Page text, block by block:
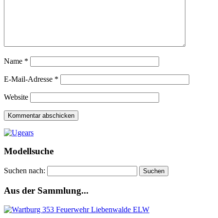
Name *
E-Mail-Adresse *
Website
Modellsuche
Suchen nach:
Aus der Sammlung...